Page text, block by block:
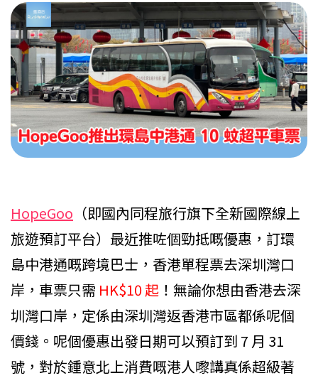
HopeGoo （即國內同程旅行旗下全新國際線上
旅遊預訂平台）最近推咗個勁抵嘅優惠，訂環
島中港通嘅跨境巴士，香港單程票去深圳灣口
岸，車票只需 HK$10 起 ！無論你想由香港去深
圳灣口岸，定係由深圳灣返香港市區都係呢個
價錢。呢個優惠出發日期可以預訂到 7 月 31
號，對於鍾意北上消費嘅港人嚟講真係超級著